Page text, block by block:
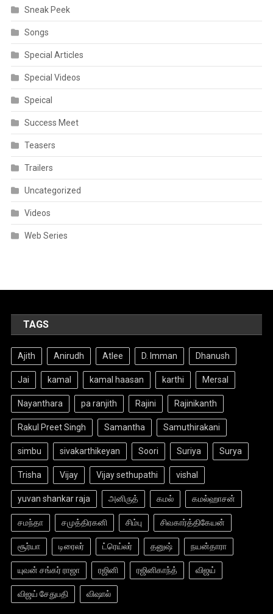
Sneak Peek
Songs
Special Articles
Special Videos
Speical
Success Meet
Teasers
Trailers
Uncategorized
Videos
Web Series
TAGS
Ajith Anirudh Atlee D. Imman Dhanush
Jai kamal kamal haasan karthi Mersal
Nayanthara pa ranjith Rajini Rajinikanth
Rakul Preet Singh Samantha Samuthirakani
simbu sivakarthikeyan Soori Suriya Surya
Trisha Vijay Vijay sethupathi vishal
yuvan shankar raja அனிருத் கமல் கமல்ஹாசன்
சமந்தா சமுத்திரகனி சிம்பு சிவகார்த்திகேயன்
சூர்யா டிரைலர் ட்ரெய்லர் தனுஷ் நயன்தாரா
யுவன் சங்கர் ராஜா ரஜினி ரஜினிகாந்த் விஜய்
விஜய் சேதுபதி விஷால்